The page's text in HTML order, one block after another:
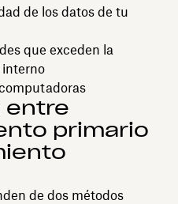
de los datos de tu
que exceden la
interno
entre
primario
de dos métodos